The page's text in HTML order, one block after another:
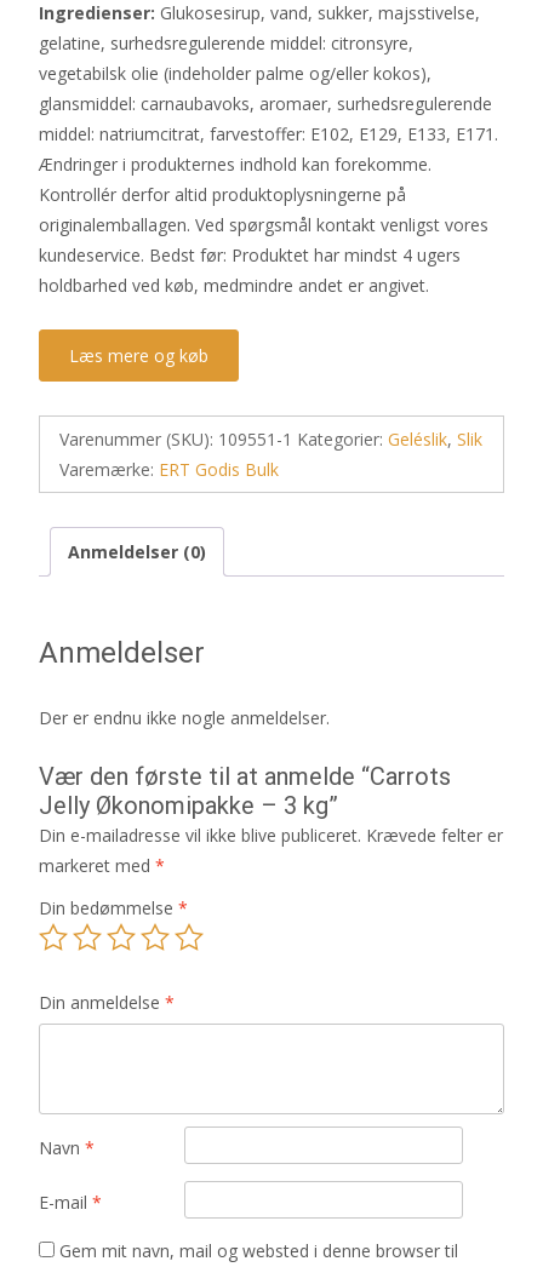
Ingredienser: Glukosesirup, vand, sukker, majsstivelse,
gelatine, surhedsregulerende middel: citronsyre,
vegetabilsk olie (indeholder palme og/eller kokos),
glansmiddel: carnaubavoks, aromaer, surhedsregulerende
middel: natriumcitrat, farvestoffer: E102, E129, E133, E171.
Ændringer i produkternes indhold kan forekomme.
Kontrollér derfor altid produktoplysningerne på
originalemballagen. Ved spørgsmål kontakt venligst vores
kundeservice. Bedst før: Produktet har mindst 4 ugers
holdbarhed ved køb, medmindre andet er angivet.
Læs mere og køb
Varenummer (SKU): 109551-1 Kategorier: Geléslik, Slik
Varemærke: ERT Godis Bulk
Anmeldelser (0)
Anmeldelser
Der er endnu ikke nogle anmeldelser.
Vær den første til at anmelde “Carrots
Jelly Økonomipakke – 3 kg”
Din e-mailadresse vil ikke blive publiceret. Krævede felter er
markeret med *
Din bedømmelse *
Din anmeldelse *
Navn *
E-mail *
Gem mit navn, mail og websted i denne browser til